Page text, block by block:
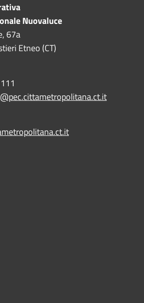
Nuovaluce
67a
Etneo (CT)